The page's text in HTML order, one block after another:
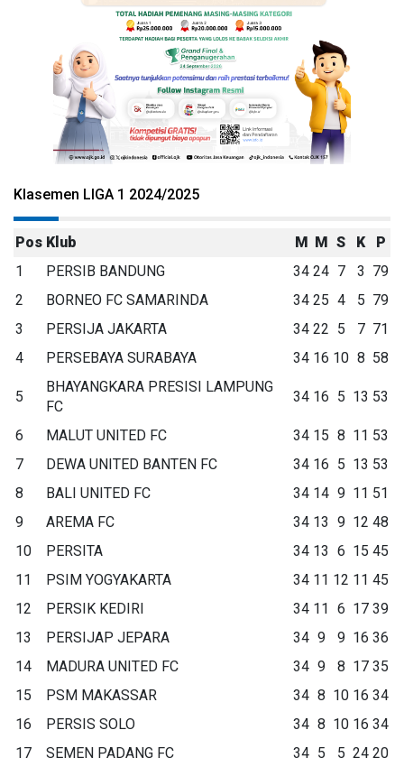
Klasemen LIGA 1 2024/2025
Pos Klub M M S K
P
1
PERSIB BANDUNG 34 24 7 3 79
2
BORNEO FC SAMARINDA 34 25 4 5 79
3
PERSIJA JAKARTA 34 22 5 7 71
4
PERSEBAYA SURABAYA 34 16 10 8 58
5
BHAYANGKARA PRESISI LAMPUNG
FC
34 16 5 13 53
6 MALUT UNITED FC 34 15 8 11 53
7
DEWA UNITED BANTEN FC 34 16 5 13 53
8
BALI UNITED FC 34 14 9 11 51
9
AREMA FC 34 13 9 12 48
10
PERSITA 34 13 6 15 45
11
PSIM YOGYAKARTA 34 11 12 11 45
12
PERSIK KEDIRI 34 11 6 17 39
13
PERSIJAP JEPARA 34 9 9 16 36
14
MADURA UNITED FC 34 9 8 17 35
15
PSM MAKASSAR 34 8 10 16 34
16
PERSIS SOLO 34 8 10 16 34
17
SEMEN PADANG FC 34 5 5 24 20